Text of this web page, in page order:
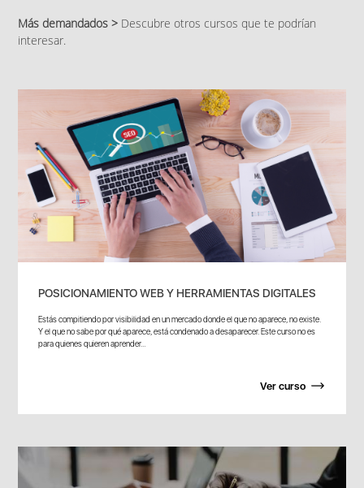
Más demandados > Descubre otros cursos que te podrían
interesar.
POSICIONAMIENTO WEB Y HERRAMIENTAS DIGITALES
Estás compitiendo por visibilidad en un mercado donde el que no aparece, no existe.
Y el que no sabe por qué aparece, está condenado a desaparecer. Este curso no es
para quienes quieren aprender...
Ver curso